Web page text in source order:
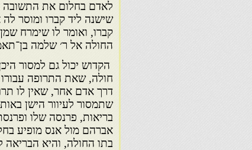
לאדם בחלום את התשובה
שישנה ליד קברו ומוסר
קברו, ואומר לו שימרח
החולה אל ר׳ שלמה
הקדוש יכול גם למסור
חולה, שאת התרופה
דרך אדם אחר, שאין לו
שתמסור לעיוור הישן
בריאות, פרנסה שלו
אברהם מול אנס מופיע
בתו החולה, והיא